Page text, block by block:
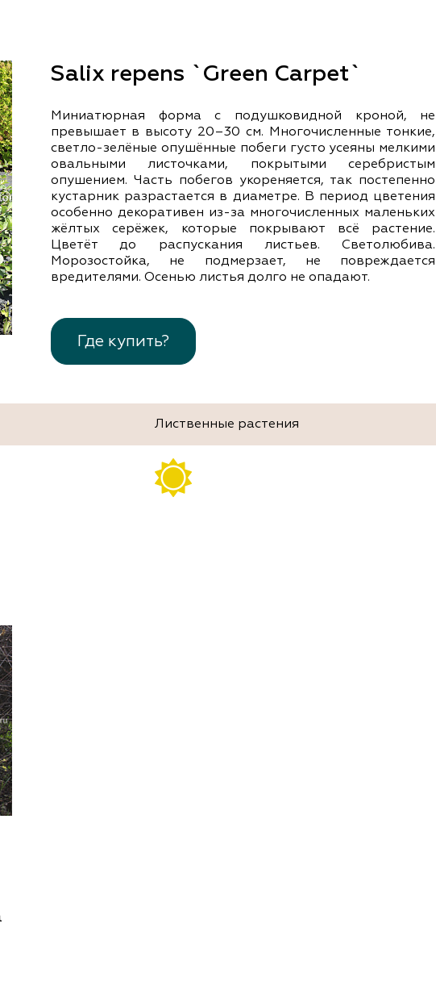
Salix repens `Green Carpet`
Миниатюрная форма с подушковидной кроной, не
превышает в высоту 20–30 см. Многочисленные тонкие,
светло-зелёные опушённые побеги густо усеяны мелкими
овальными листочками, покрытыми серебристым
опушением. Часть побегов укореняется, так постепенно
кустарник разрастается в диаметре. В период цветения
особенно декоративен из-за многочисленных маленьких
жёлтых серёжек, которые покрывают всё растение.
Цветёт до распускания листьев. Светолюбива.
Морозостойка, не подмерзает, не повреждается
вредителями. Осенью листья долго не опадают.
Где купить?
Лиственные растения